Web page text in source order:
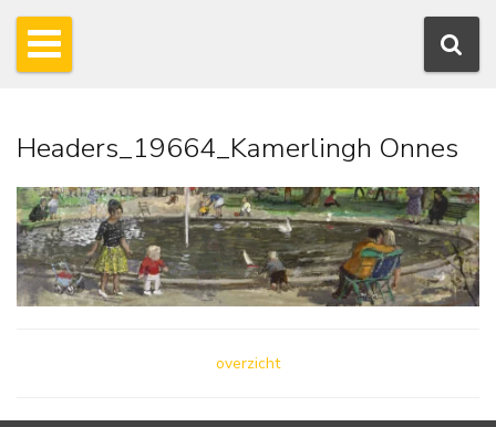
Headers_19664_Kamerlingh Onnes
overzicht